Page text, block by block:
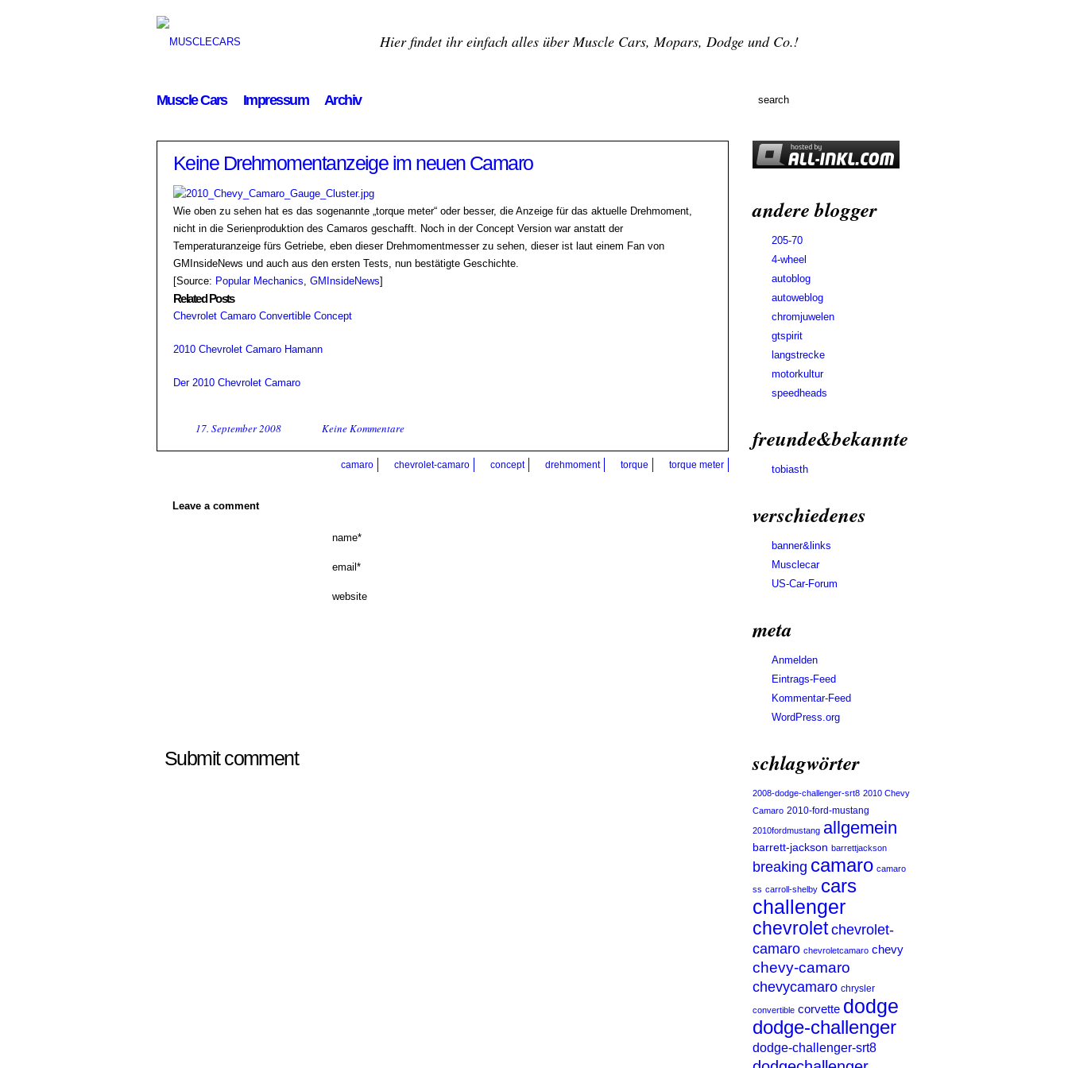
Hier findet ihr einfach alles über Muscle Cars, Mopars, Dodge und Co.!
Muscle Cars Impressum Archiv
andere blogger
205-70
4-wheel
autoblog
autoweblog
chromjuwelen
gtspirit
langstrecke
motorkultur
speedheads
freunde&bekannte
tobiasth
verschiedenes
banner&links
Musclecar
US-Car-Forum
meta
Anmelden
Eintrags-Feed
Kommentar-Feed
WordPress.org
schlagwörter
2008-dodge-challenger-srt8 2010 Chevy
Camaro 2010-ford-mustang
2010fordmustang allgemein
barrett-jackson barrettjackson
breaking camaro camaro
ss carroll-shelby cars
challenger
chevroletchevrolet-
camaro chevroletcamaro chevy
chevy-camaro
chevycamaro chrysler
convertible corvette dodge
dodge-challenger
dodge-challenger-srt8
Keine Drehmomentanzeige im neuen Camaro
Wie oben zu sehen hat es das sogenannte „torque meter“ oder besser, die Anzeige für das aktuelle Drehmoment,
nicht in die Serienproduktion des Camaros geschafft. Noch in der Concept Version war anstatt der
Temperaturanzeige fürs Getriebe, eben dieser Drehmomentmesser zu sehen, dieser ist laut einem Fan von
GMInsideNews und auch aus den ersten Tests, nun bestätigte Geschichte.
[Source: Popular Mechanics, GMInsideNews]
Related Posts
Chevrolet Camaro Convertible Concept
2010 Chevrolet Camaro Hamann
Der 2010 Chevrolet Camaro
17. September 2008 Keine Kommentare
camaro chevrolet-camaro concept drehmoment torque torque meter
Leave a comment
name*
email*
website
Submit comment